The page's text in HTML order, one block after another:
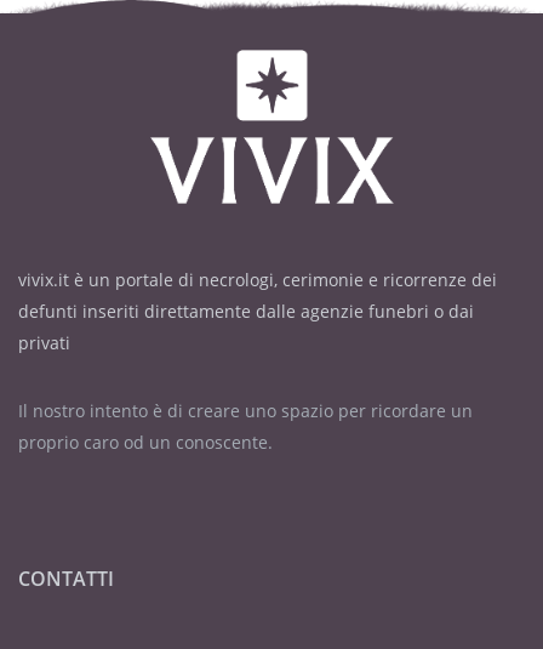
vivix.it è un portale di necrologi, cerimonie e ricorrenze dei
defunti inseriti direttamente dalle agenzie funebri o dai
privati
Il nostro intento è di creare uno spazio per ricordare un
proprio caro od un conoscente.
CONTATTI